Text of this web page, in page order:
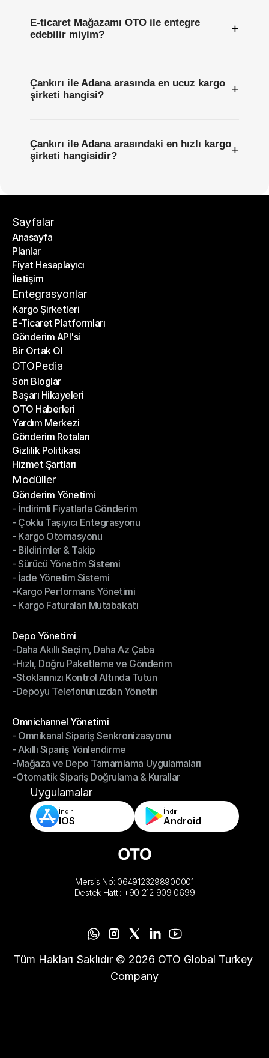
E-ticaret Mağazamı OTO ile entegre
edebilir miyim?
+
Çankırı ile Adana arasında en ucuz kargo
şirketi hangisi?
+
Çankırı ile Adana arasındaki en hızlı kargo
şirketi hangisidir?
+
Sayfalar
Anasayfa
Anasayfa
Planlar
Planlar
Fiyat Hesaplayıcı
Fiyat Hesaplayıcı
İletişim
İletişim
Entegrasyonlar
Kargo Şirketleri
Kargo Şirketleri
E-Ticaret Platformları
E-Ticaret Platformları
Gönderim API'si
Gönderim API'si
Bir Ortak Ol
Bir Ortak Ol
OTOPedia
Son Bloglar
Son Bloglar
Başarı Hikayeleri
Başarı Hikayeleri
OTO Haberleri
OTO Haberleri
Yardım Merkezi
Yardım Merkezi
Gönderim Rotaları
Gönderim Rotaları
Gizlilik Politikası
Gizlilik Politikası
Hizmet Şartları
Hizmet Şartları
Modüller
Gönderim Yönetimi
Gönderim Yönetimi
- İndirimli Fiyatlarla Gönderim
- İndirimli Fiyatlarla Gönderim
- Çoklu Taşıyıcı Entegrasyonu
- Çoklu Taşıyıcı Entegrasyonu
- Kargo Otomasyonu
- Kargo Otomasyonu
- Bildirimler & Takip
- Bildirimler & Takip
- Sürücü Yönetim Sistemi
- Sürücü Yönetim Sistemi
- İade Yönetim Sistemi
- İade Yönetim Sistemi
-Kargo Performans Yönetimi
-Kargo Performans Yönetimi
- Kargo Faturaları Mutabakatı
Depo Yönetimi
Depo Yönetimi
-Daha Akıllı Seçim, Daha Az Çaba
-Daha Akıllı Seçim, Daha Az Çaba
-Hızlı, Doğru Paketleme ve Gönderim
-Hızlı, Doğru Paketleme ve Gönderim
-Stoklarınızı Kontrol Altında Tutun
-Stoklarınızı Kontrol Altında Tutun
-Depoyu Telefonunuzdan Yönetin
Omnichannel Yönetimi
Omnichannel Yönetimi
- Omnikanal Sipariş Senkronizasyonu
- Omnikanal Sipariş Senkronizasyonu
- Akıllı Sipariş Yönlendirme
- Akıllı Sipariş Yönlendirme
-Mağaza ve Depo Tamamlama Uygulamaları
-Mağaza ve Depo Tamamlama Uygulamaları
-Otomatik Sipariş Doğrulama & Kurallar
-Otomatik Sipariş Doğrulama & Kurallar
Uygulamalar
İndir
IOS
İndir
Android
Mersis No: 0649123298900001
Destek Hattı: +90 212 909 0699
Tüm Hakları Saklıdır © 2026 OTO Global Turkey
Company